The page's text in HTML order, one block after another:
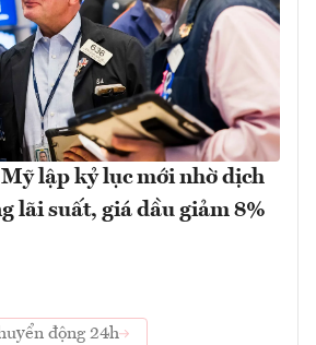
lập kỷ lục mới nhờ dịch
lãi suất, giá dầu giảm 8%
động 24h